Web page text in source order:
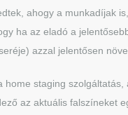
ahogy a munkadíjak
ha az eladó a
azzal jelentősen
staging
az aktuális falszíneket